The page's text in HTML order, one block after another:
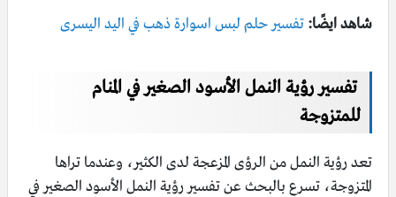
شاهد ايضًا: تفسير حلم لبس اسوارة ذهب في اليد اليسرى
تفسير رؤية النمل الأسود الصغير في المنام
للمتزوجة
تعد رؤية النمل من الرؤى المزعجة لدى الكثير، وعندما تراها
المتزوجة، تسرع بالبحث عن تفسير رؤية النمل الأسود الصغير في